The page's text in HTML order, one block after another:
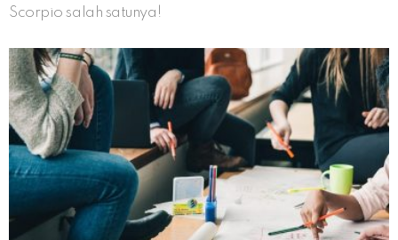
Scorpio salah satunya!